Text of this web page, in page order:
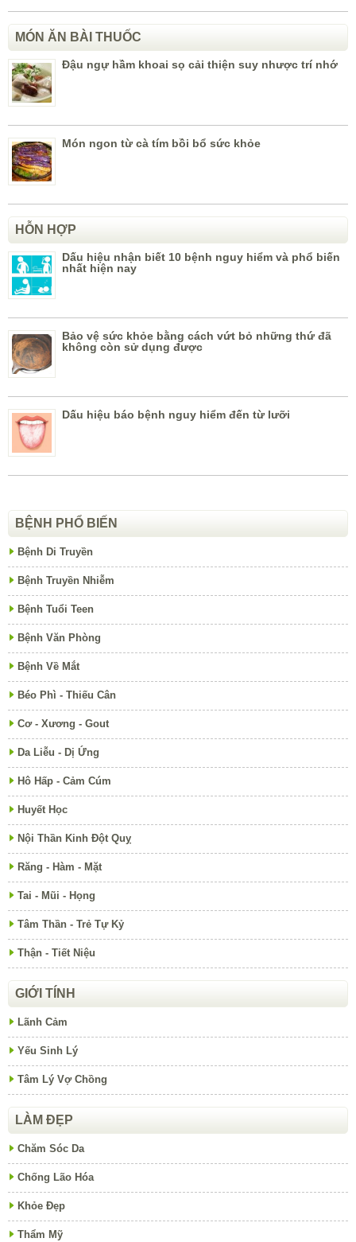
MÓN ĂN BÀI THUỐC
Đậu ngự hầm khoai sọ cải thiện suy nhược trí nhớ
Món ngon từ cà tím bồi bổ sức khỏe
HỖN HỢP
Dấu hiệu nhận biết 10 bệnh nguy hiểm và phổ biến
nhất hiện nay
Bảo vệ sức khỏe bằng cách vứt bỏ những thứ đã
không còn sử dụng được
Dấu hiệu báo bệnh nguy hiểm đến từ lưỡi
BỆNH PHỔ BIẾN
Bệnh Di Truyền
Bệnh Truyền Nhiễm
Bệnh Tuổi Teen
Bệnh Văn Phòng
Bệnh Về Mắt
Béo Phì - Thiếu Cân
Cơ - Xương - Gout
Da Liễu - Dị Ứng
Hô Hấp - Cảm Cúm
Huyết Học
Nội Thần Kinh Đột Quỵ
Răng - Hàm - Mặt
Tai - Mũi - Họng
Tâm Thần - Trẻ Tự Kỷ
Thận - Tiết Niệu
GIỚI TÍNH
Lãnh Cảm
Yếu Sinh Lý
Tâm Lý Vợ Chồng
LÀM ĐẸP
Chăm Sóc Da
Chống Lão Hóa
Khỏe Đẹp
Thẩm Mỹ